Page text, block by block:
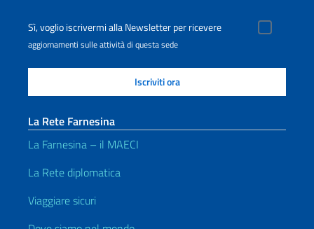
Sì, voglio iscrivermi alla Newsletter per ricevere
aggiornamenti sulle attività di questa sede
La Rete Farnesina
La Farnesina – il MAECI
La Rete diplomatica
Viaggiare sicuri